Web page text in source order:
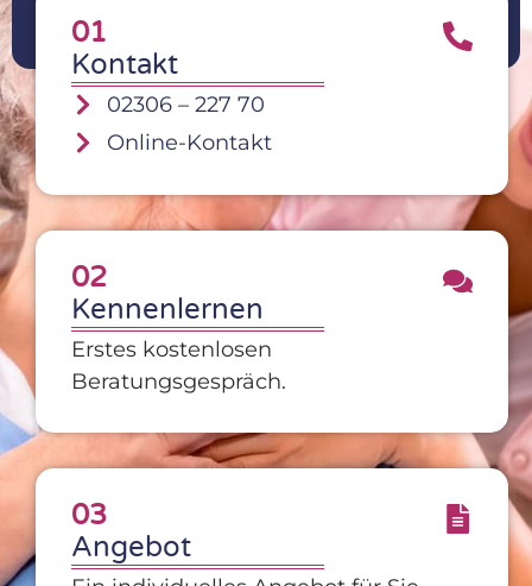
01
Kontakt
02306 – 227 70
Online-Kontakt
02
Kennenlernen
Erstes kostenlosen
Beratungsgespräch.
03
Angebot